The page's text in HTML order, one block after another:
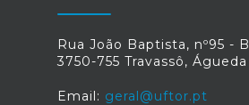
Rua João Baptista, nº95 - B
3750-755 Travassô, Águeda
Email: geral@uftor.pt